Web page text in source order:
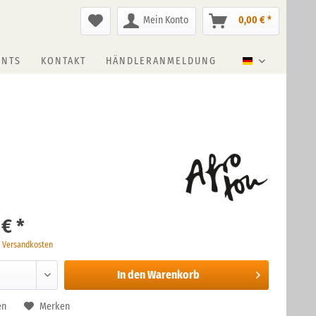
Mein Konto 0,00 € *
Deutsch
KONTAKT HÄNDLERANMELDUNG
*
Versandkosten
In denWarenkorb
Merken